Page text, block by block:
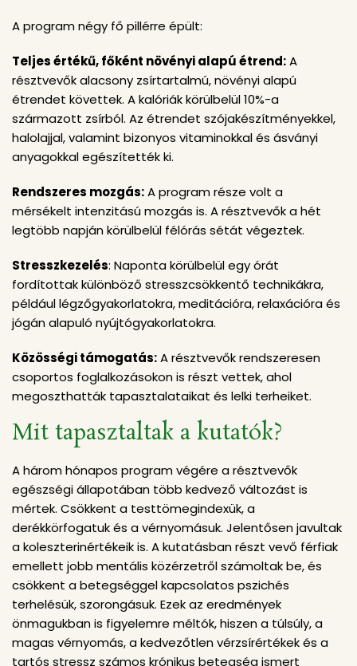
A program négy fő pillérre épült:
Teljes értékű, főként növényi alapú étrend:A
résztvevők alacsony zsírtartalmú, növényi alapú
étrendet követtek. A kalóriák körülbelül 10%-a
származott zsírból. Az étrendet szójakészítményekkel,
halolajjal, valamint bizonyos vitaminokkal és ásványi
anyagokkal egészítették ki.
Rendszeres mozgás:A program része volt a
mérsékelt intenzitású mozgás is. A résztvevők a hét
legtöbb napján körülbelül félórás sétát végeztek.
Stresszkezelés: Naponta körülbelül egy órát
fordítottak különböző stresszcsökkentő technikákra,
például légzőgyakorlatokra, meditációra, relaxációra és
jógán alapuló nyújtógyakorlatokra.
Közösségi támogatás:A résztvevők rendszeresen
csoportos foglalkozásokon is részt vettek, ahol
megoszthatták tapasztalataikat és lelki terheiket.
Mit tapasztaltak a kutatók?
A három hónapos program végére a résztvevők
egészségi állapotában több kedvező változást is
mértek. Csökkent a testtömegindexük, a
derékkörfogatuk és a vérnyomásuk. Jelentősen javultak
a koleszterinértékeik is. A kutatásban részt vevő férfiak
emellett jobb mentális közérzetről számoltak be, és
csökkent a betegséggel kapcsolatos pszichés
terhelésük, szorongásuk. Ezek az eredmények
önmagukban is figyelemre méltók, hiszen a túlsúly, a
magas vérnyomás, a kedvezőtlen vérzsírértékek és a
tartós stressz számos krónikus betegség ismert